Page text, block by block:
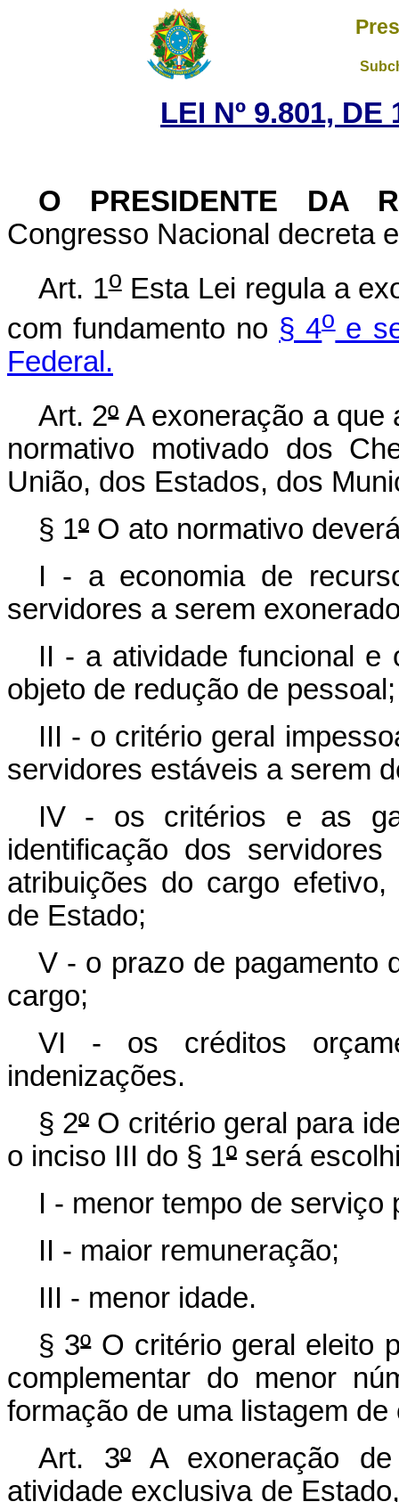
LEI Nº 9.801, DE
O PRESIDENTE DA
Congresso Nacional decreta
Art. 1oEsta Lei regula a
com fundamento no § 4oe
Federal.
Art. 2ºA exoneração a que
normativo motivado dos
União, dos Estados, dos
§ 1º O ato normativo
I - a economia de
servidores a serem
II - a atividade funcional e
objeto de redução de pessoal;
III - o critério geral
servidores estáveis a serem
IV - os critérios e as
identificação dos
atribuições do cargo
de Estado;
V - o prazo de pagamento
cargo;
VI - os créditos
indenizações.
§ 2ºO critério geral para
o inciso III do § 1º será
I - menor tempo de serviço
II - maior remuneração;
III - menor idade.
§ 3ºO critério geral eleito
complementar do menor
formação de uma listagem
Art. 3ºA exoneração de
atividade exclusiva de